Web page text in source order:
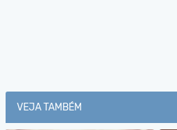
VEJA TAMBÉM